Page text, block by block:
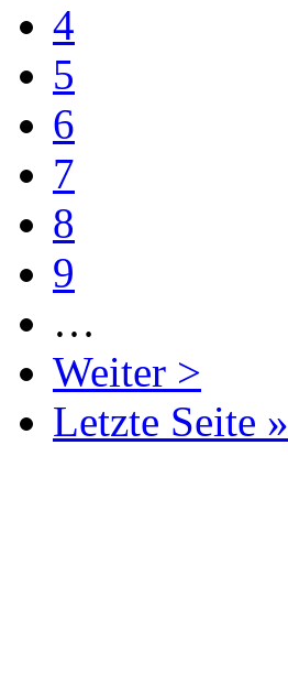
4
5
6
7
8
9
…
Weiter >
Letzte Seite »